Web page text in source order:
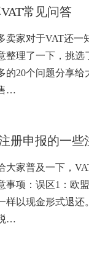
常见问答
卖家对于VAT还一
整理了一下，挑选
的20个问题分享给
…
册申报的一些
大家普及一下，
事项：误区1：欧
样以现金形式退还
…